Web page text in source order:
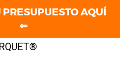
PRESUPUESTO AQUÍ
⇐